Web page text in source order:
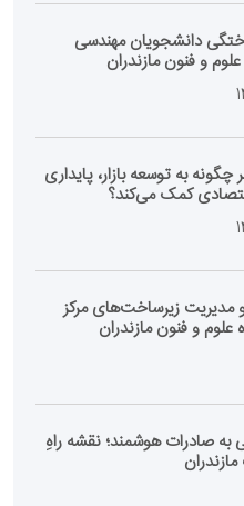
دانشجویان مهندسی
و فنون مازندران
به توسعه بازار، پایداری
کمک می‌کند؟
مدیریت زیرساخت‌های مرکز
علوم و فنون مازندران
به صادرات هوشمند؛ نقشه راهِ